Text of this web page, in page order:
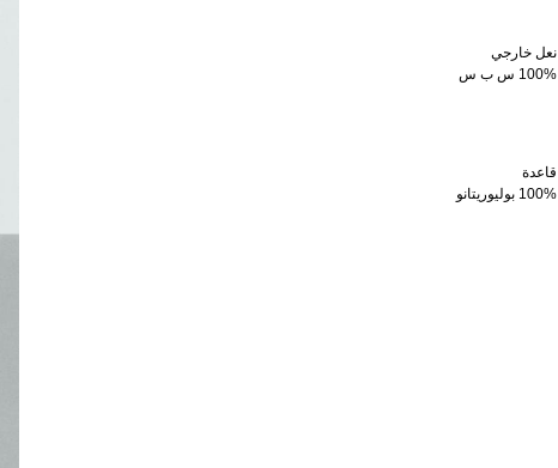
نعل خارجي
100% س ب س
قاعدة
100% بوليوريتانو